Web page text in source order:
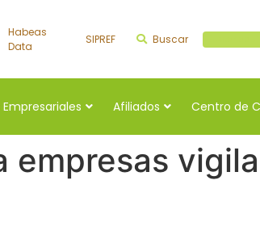
Habeas
Data
SIPREF Buscar
Afiliados Centro de
empresas